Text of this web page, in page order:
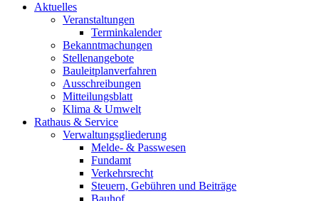
Aktuelles
Veranstaltungen
Terminkalender
Bekanntmachungen
Stellenangebote
Bauleitplanverfahren
Ausschreibungen
Mitteilungsblatt
Klima & Umwelt
Rathaus & Service
Verwaltungsgliederung
Melde- & Passwesen
Fundamt
Verkehrsrecht
Steuern, Gebühren und Beiträge
Bauhof